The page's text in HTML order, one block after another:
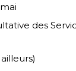
des